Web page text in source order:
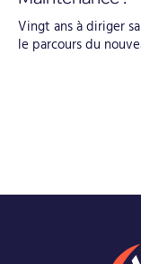
Vingt ans à diriger
le parcours du